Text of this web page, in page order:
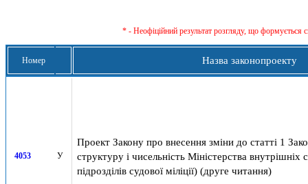
* - Неофіційний результат розгляду, що формується
Номер Назва законопроекту
4053 У
Проект Закону про внесення зміни до статті 1
структуру і чисельність Міністерства
підрозділів судової міліції) (друге читання)